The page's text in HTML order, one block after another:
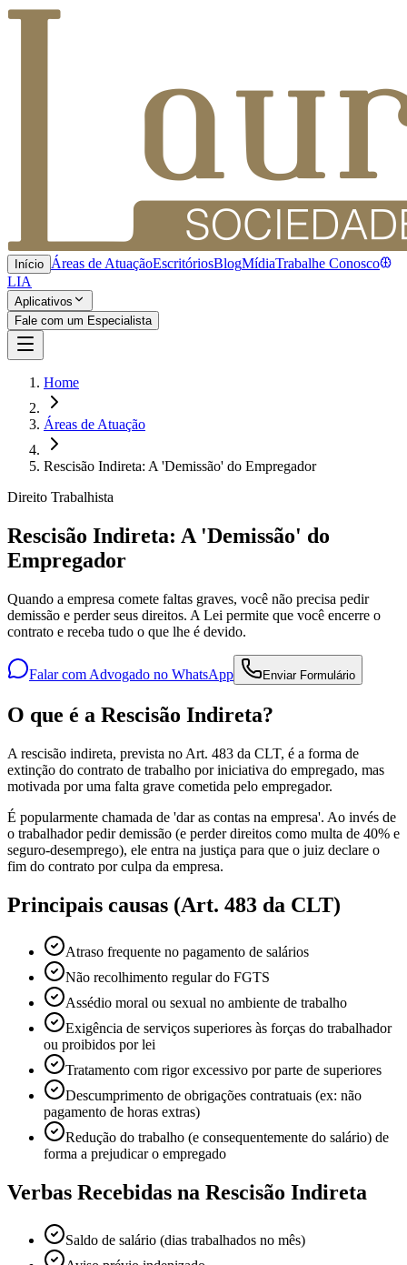
Início Áreas de AtuaçãoEscritóriosBlogMídiaTrabalhe Conosco
LIA
Aplicativos
Fale com um Especialista
Home
Áreas de Atuação
Rescisão Indireta: A 'Demissão' do Empregador
Direito Trabalhista
Rescisão Indireta: A 'Demissão' do
Empregador
Quando a empresa comete faltas graves, você não precisa pedir
demissão e perder seus direitos. A Lei permite que você encerre o
contrato e receba tudo o que lhe é devido.
Falar com Advogado no WhatsApp Enviar Formulário
O que é a Rescisão Indireta?
A rescisão indireta, prevista no Art. 483 da CLT, é a forma de
extinção do contrato de trabalho por iniciativa do empregado, mas
motivada por uma falta grave cometida pelo empregador.
É popularmente chamada de 'dar as contas na empresa'. Ao invés de
o trabalhador pedir demissão (e perder direitos como multa de 40% e
seguro-desemprego), ele entra na justiça para que o juiz declare o
fim do contrato por culpa da empresa.
Principais causas (Art. 483 da CLT)
Atraso frequente no pagamento de salários
Não recolhimento regular do FGTS
Assédio moral ou sexual no ambiente de trabalho
Exigência de serviços superiores às forças do trabalhador
ou proibidos por lei
Tratamento com rigor excessivo por parte de superiores
Descumprimento de obrigações contratuais (ex: não
pagamento de horas extras)
Redução do trabalho (e consequentemente do salário) de
forma a prejudicar o empregado
Verbas Recebidas na Rescisão Indireta
Saldo de salário (dias trabalhados no mês)